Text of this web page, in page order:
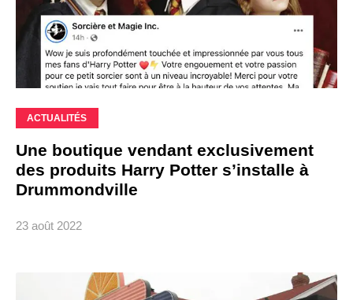
ACTUALITÉS
Une boutique vendant exclusivement
des produits Harry Potter s’installe à
Drummondville
23 août 2022